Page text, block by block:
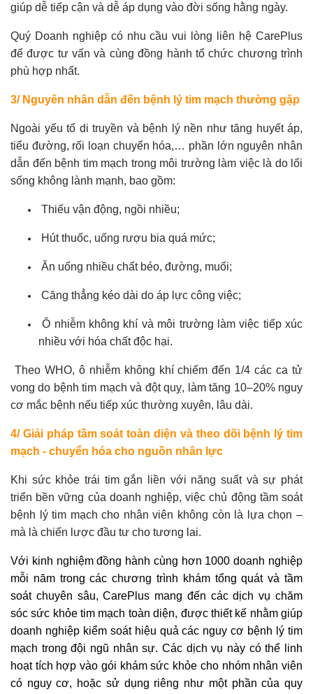
giúp dễ tiếp cận và dễ áp dụng vào đời sống hằng ngày.
Quý Doanh nghiệp có nhu cầu vui lòng liên hệ CarePlus
để được tư vấn và cùng đồng hành tổ chức chương trình
phù hợp nhất.
3/ Nguyên nhân dẫn đến bệnh lý tim mạch thường gặp
Ngoài yếu tố di truyền và bệnh lý nền như tăng huyết áp,
tiểu đường, rối loạn chuyển hóa,… phần lớn nguyên nhân
dẫn đến bệnh tim mạch trong môi trường làm việc là do lối
sống không lành mạnh, bao gồm:
Thiếu vận động, ngồi nhiều;
Hút thuốc, uống rượu bia quá mức;
Ăn uống nhiều chất béo, đường, muối;
Căng thẳng kéo dài do áp lực công việc;
Ô nhiễm không khí và môi trường làm việc tiếp xúc
nhiều với hóa chất độc hại.
Theo WHO, ô nhiễm không khí chiếm đến 1/4 các ca tử
vong do bệnh tim mạch và đột quỵ, làm tăng 10–20% nguy
cơ mắc bệnh nếu tiếp xúc thường xuyên, lâu dài.
4/ Giải pháp tầm soát toàn diện và theo dõi bệnh lý tim
mạch - chuyển hóa cho nguồn nhân lực
Khi sức khỏe trái tim gắn liền với năng suất và sự phát
triển bền vững của doanh nghiệp, việc chủ động tầm soát
bệnh lý tim mạch cho nhân viên không còn là lựa chọn –
mà là chiến lược đầu tư cho tương lai.
Với kinh nghiệm đồng hành cùng hơn 1000 doanh nghiệp
mỗi năm trong các chương trình khám tổng quát và tầm
soát chuyên sâu, CarePlus mang đến các dịch vụ chăm
sóc sức khỏe tim mạch toàn diện, được thiết kế nhằm giúp
doanh nghiệp kiểm soát hiệu quả các nguy cơ bệnh lý tim
mạch trong đội ngũ nhân sự. Các dịch vụ này có thể linh
hoạt tích hợp vào gói khám sức khỏe cho nhóm nhân viên
có nguy cơ, hoặc sử dụng riêng như một phần của quy